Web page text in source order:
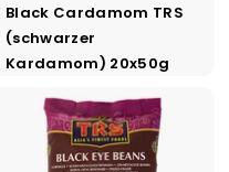
Black Cardamom TRS
(schwarzer
Kardamom) 20x50g